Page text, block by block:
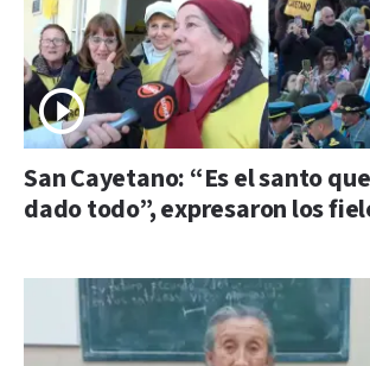
San Cayetano: “Es el santo
dado todo”, expresaron los